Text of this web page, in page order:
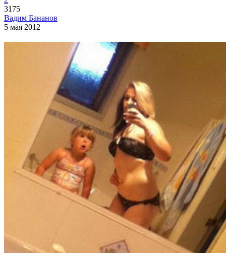
3175
Вадим Бананов
5 мая 2012